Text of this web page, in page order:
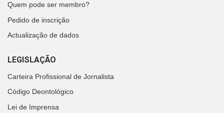
Quem pode ser membro?
Pedido de inscrição
Actualização de dados
LEGISLAÇÃO
Carteira Profissional de Jornalista
Código Deontológico
Lei de Imprensa